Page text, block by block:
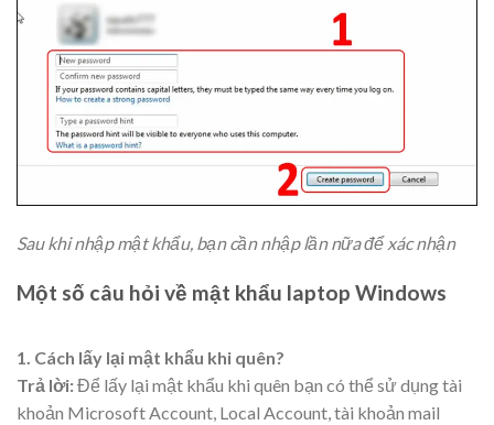
Sau khi nhập mật khẩu, bạn cần nhập lần nữa để xác nhận
Một số câu hỏi về mật khẩu laptop Windows
1. Cách lấy lại mật khẩu khi quên?
Trả lời:Để lấy lại mật khẩu khi quên bạn có thể sử dụng tài
khoản Microsoft Account, Local Account, tài khoản mail